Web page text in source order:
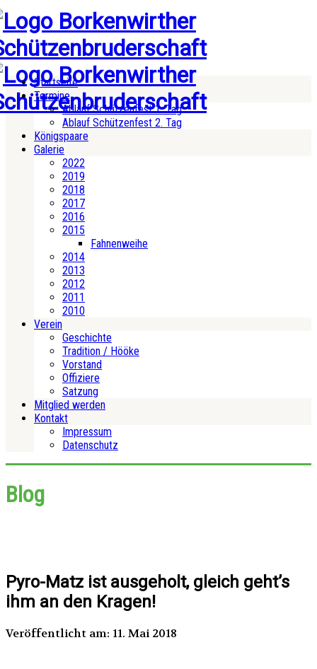
Startseite
Termine
Ablauf Schützenfest 1. Tag
Ablauf Schützenfest 2. Tag
Königspaare
Galerie
2022
2019
2018
2017
2016
2015
Fahnenweihe
2014
2013
2012
2011
2010
Verein
Geschichte
Tradition / Hööke
Vorstand
Offiziere
Satzung
Mitglied werden
Kontakt
Impressum
Datenschutz
Blog
Pyro-Matz ist ausgeholt, gleich geht’s
ihm an den Kragen!
Veröffentlicht am: 11. Mai 2018